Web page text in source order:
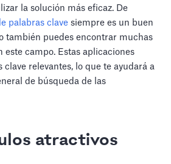
la solución más eficaz. De
palabras clave siempre es un buen
también puedes encontrar muchas
este campo. Estas aplicaciones
clave relevantes, lo que te ayudará a
de búsqueda de las
atractivos